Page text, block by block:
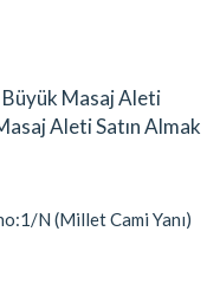
Masaj Aleti
Aleti Satın Almak
N (Millet Cami Yanı)